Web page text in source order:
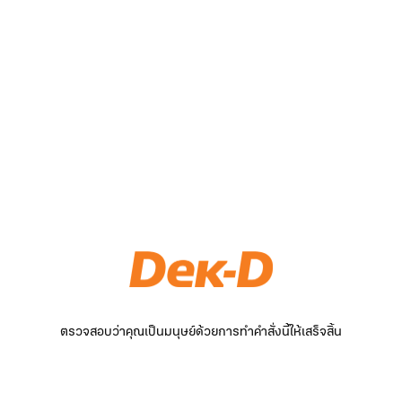
ตรวจสอบว่าคุณเป็นมนุษย์ด้วยการทำคำสั่งนี้ให้เสร็จสิ้น